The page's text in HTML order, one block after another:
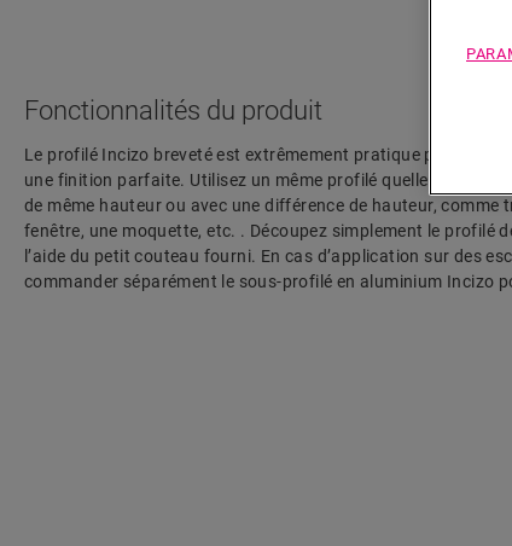
Fonctionnalités du produit
Le profilé Incizo breveté est extrêmement pratique pour
une finition parfaite. Utilisez un même profilé quelle que soit
de même hauteur ou avec une différence de hauteur, comme
fenêtre, une moquette, etc. . Découpez simplement le profilé
l’aide du petit couteau fourni. En cas d’application sur des
commander séparément le sous-profilé en aluminium Incizo